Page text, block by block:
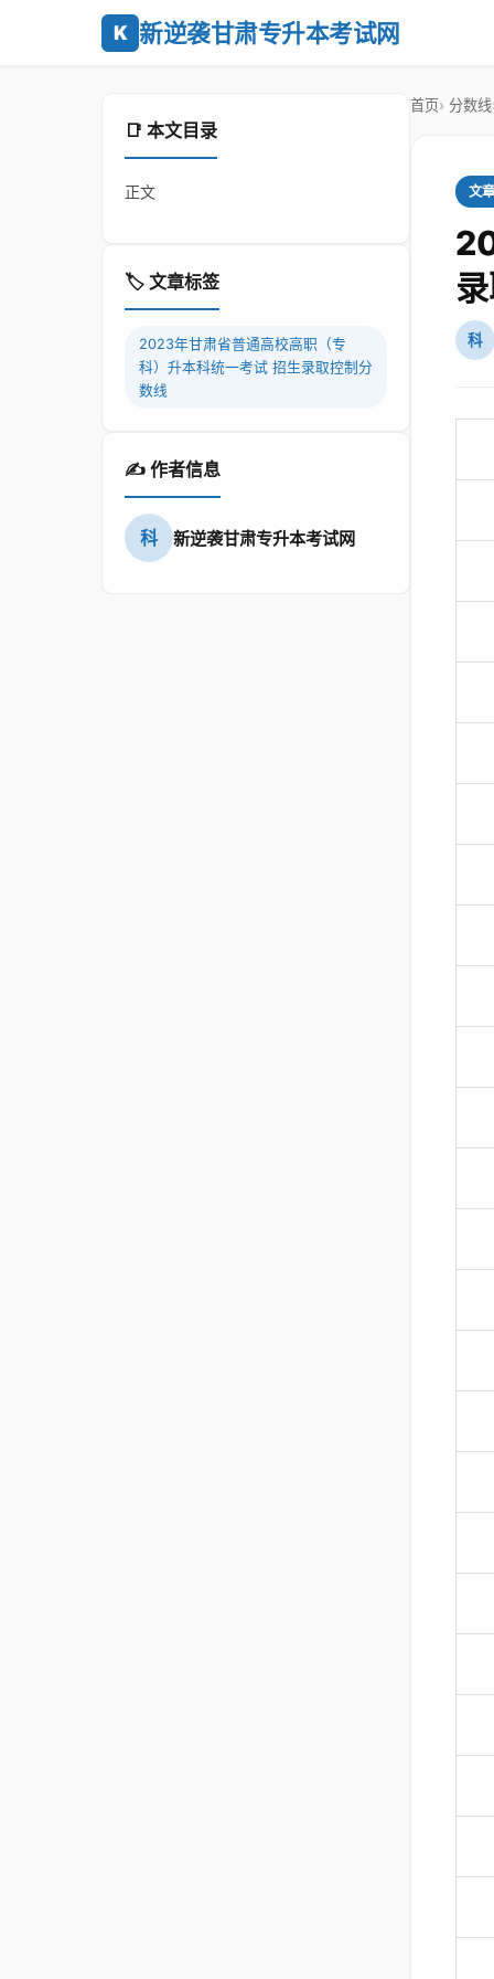
K 新逆袭甘肃专升本考试网
📑 本文目录
正文
🏷️ 文章标签
2023年甘肃省普通高校高职（专
科）升本科统一考试 招生录取控制分
数线
✍️ 作者信息
科 新逆袭甘肃专升本考试网
首页 分数线
文
科